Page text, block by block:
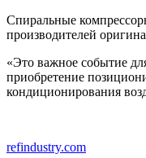
Спиральные
производителей
«Это важное событие
приобретение
кондиционирования
refindustry.com